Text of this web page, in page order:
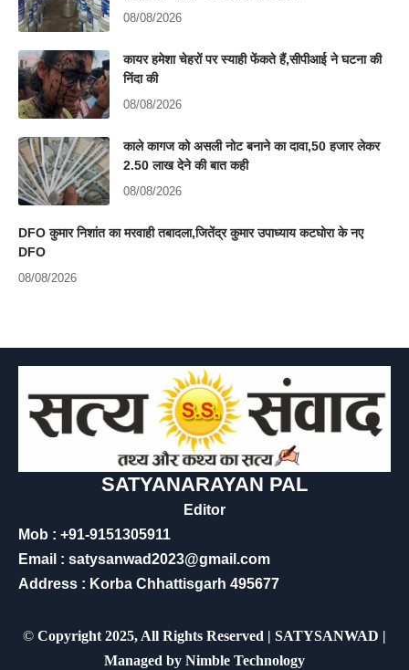
08/08/2026
कायर हमेशा चेहरों पर स्याही फेंकते हैं,सीपीआई ने घटना की
निंदा की
08/08/2026
काले कागज को असली नोट बनाने का दावा,50 हजार लेकर
2.50 लाख देने की बात कही
08/08/2026
DFO कुमार निशांत का मरवाही तबादला,जितेंद्र कुमार उपाध्याय कटघोरा के नए
DFO
08/08/2026
SATYANARAYAN PAL
Editor
Mob : +91-9151305911
Email : satysanwad2023@gmail.com
Address : Korba Chhattisgarh 495677
© Copyright 2025, All Rights Reserved | SATYSANWAD |
Managed by Nimble Technology